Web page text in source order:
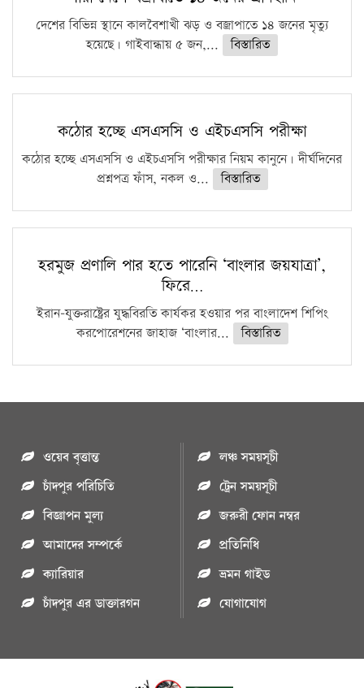
দেশের বিভিন্ন স্থানে কালবৈশাখী ঝড় ও বজ্রাপাতে ১৪ জনের মৃত্যু
হয়েছে। গাইবান্ধায় ৫ জন,...
বিস্তারিত
কঠোর হচ্ছে এসএসসি ও এইচএসসি পরীক্ষা
কঠোর হচ্ছে এসএসসি ও এইচএসসি পরীক্ষার নিয়ম কানুনে। দীর্ঘদিনের
প্রশ্নপত্র ফাঁস, নকল ও...
বিস্তারিত
হরমুজ প্রণালি পার হতে পারেনি ‘বাংলার জয়যাত্রা’,
ফিরে…
ইরান-যুক্তরাষ্ট্রের যুদ্ধবিরতি কার্যকর হওয়ার পর বাংলাদেশ শিপিং
করপোরেশনের জাহাজ ‘বাংলার...
বিস্তারিত
ওয়েব বৃত্তান্ত
চাঁদপুর পরিচিতি
বিজ্ঞাপন মুল্য
আমাদের সম্পর্কে
ক্যারিয়ার
চাঁদপুর এর ডাক্তারগন
লঞ্চ সময়সূচী
ট্রেন সময়সূচী
জরুরী ফোন নম্বর
প্রতিনিধি
ভ্রমন গাইড
যোগাযোগ